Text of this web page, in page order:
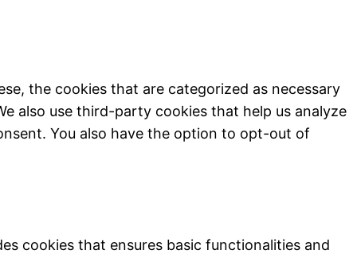
the cookies that are categorized as necessary
also use third-party cookies that help us analyze
You also have the option to opt-out of
cookies that ensures basic functionalities and